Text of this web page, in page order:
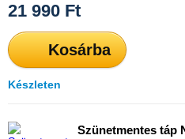
21 990 Ft
Kosárba
Készleten
Szünetmentes táp